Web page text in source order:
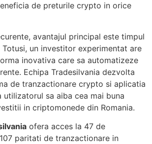
de preturile crypto in orice
avantajul principal este timpul
un investitor experimentat are
inovativa care sa automatizeze
Echipa Tradesilvania dezvolta
de tranzactionare crypto si aplicatia
utilizatorul sa aiba cea mai buna
in criptomonede din Romania.
ofera acces la 47 de
paritati de tranzactionare in